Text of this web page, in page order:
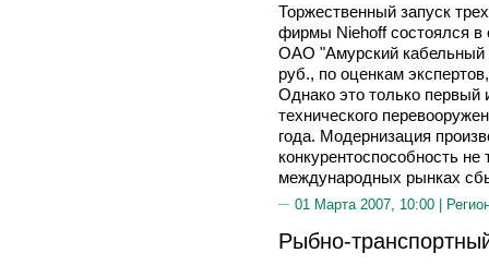
Торжественный запуск
фирмы Niehoff состоялся в
ОАО "Амурский кабельный
руб., по оценкам
Однако это только первый
технического
года. Модернизация
конкурентоспособность
международных рынках
01 Марта 2007, 10:00 |
Рыбно-